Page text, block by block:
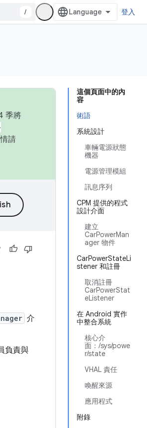
/ 登入
這個頁面中的內
容
術語
系統設計
車輛電源狀態
機器
電源管理模組
訊息序列
CPM 提供的程式
設計介面
建立
CarPowerMan
ager 物件
CarPowerStateLi
stener 和註冊
取消註冊
CarPowerStat
eListener
在 Android 實作
中整合系統
核心介
面：/sys/powe
r/state
VHAL 責任
喚醒來源
應用程式
附錄
季將
請
介
負責與